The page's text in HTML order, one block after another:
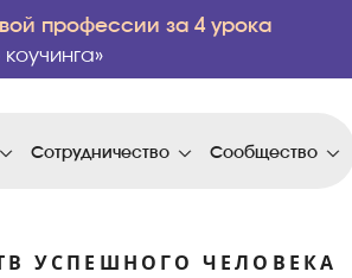
профессии за 4 урока
Сотрудничество Сообщество
УСПЕШНОГО ЧЕЛОВЕКА